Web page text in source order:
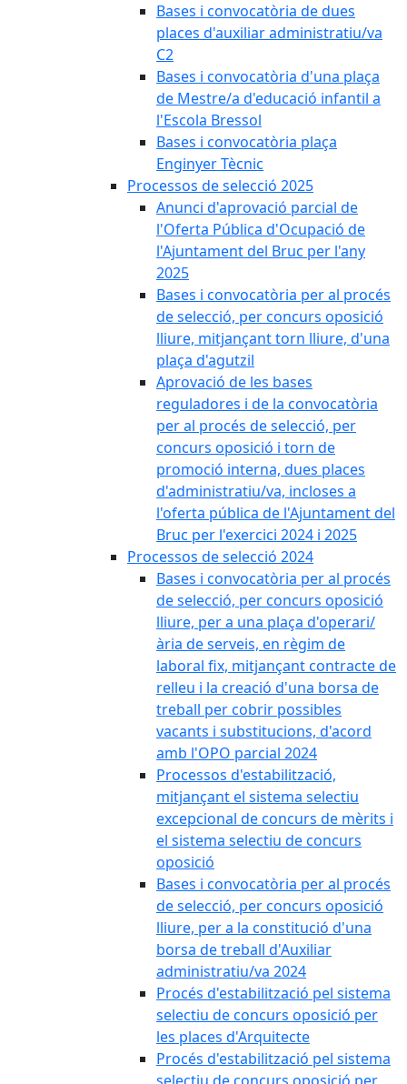
Bases i convocatòria de dues
places d'auxiliar administratiu/va
C2
Bases i convocatòria d'una plaça
de Mestre/a d'educació infantil a
l'Escola Bressol
Bases i convocatòria plaça
Enginyer Tècnic
Processos de selecció 2025
Anunci d'aprovació parcial de
l'Oferta Pública d'Ocupació de
l'Ajuntament del Bruc per l'any
2025
Bases i convocatòria per al procés
de selecció, per concurs oposició
lliure, mitjançant torn lliure, d'una
plaça d'agutzil
Aprovació de les bases
reguladores i de la convocatòria
per al procés de selecció, per
concurs oposició i torn de
promoció interna, dues places
d'administratiu/va, incloses a
l'oferta pública de l'Ajuntament del
Bruc per l'exercici 2024 i 2025
Processos de selecció 2024
Bases i convocatòria per al procés
de selecció, per concurs oposició
lliure, per a una plaça d'operari/
ària de serveis, en règim de
laboral fix, mitjançant contracte de
relleu i la creació d'una borsa de
treball per cobrir possibles
vacants i substitucions, d'acord
amb l'OPO parcial 2024
Processos d'estabilització,
mitjançant el sistema selectiu
excepcional de concurs de mèrits i
el sistema selectiu de concurs
oposició
Bases i convocatòria per al procés
de selecció, per concurs oposició
lliure, per a la constitució d'una
borsa de treball d'Auxiliar
administratiu/va 2024
Procés d'estabilització pel sistema
selectiu de concurs oposició per
les places d'Arquitecte
Procés d'estabilització pel sistema